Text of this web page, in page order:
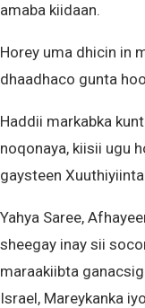
amaba kiidaan.
Horey uma dhicin in
dhaadhaco gunta
Haddii markabka
noqonaya, kiisii ugu
gaysteen
Yahya Saree,
sheegay inay sii
maraakiibta
Israel, Mareykanka